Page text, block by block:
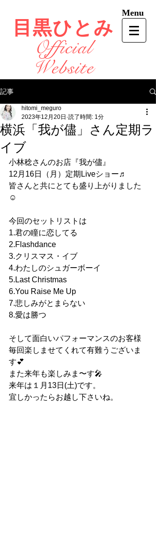
Menu
目黒ひとみ
Official
Website
記事
横浜「我が儘」さん定期ラ
イブ
hitomi_meguro
2023年12月20日 読了時間: 1分
小林稔さんのお店『我が儘』
12月16日（月）定期Liveショー♬
皆さんと共にとても盛り上がりました
☺
今回のセットリストは
1.君の瞳に恋してる
2.Flashdance
3.クリスマス・イブ
4.わたしのシュガーボーイ
5.Last Christmas
6.You Raise Me Up
7.悲しみがとまらない
8.愛は勝つ
そして面白いパフォーマンスのお客様
毎回楽しませてくれて有難うございま
す💕
また来年も楽しみま〜す🎤
来年は１月13日(土)です。
宜しかったらお越し下さいね。